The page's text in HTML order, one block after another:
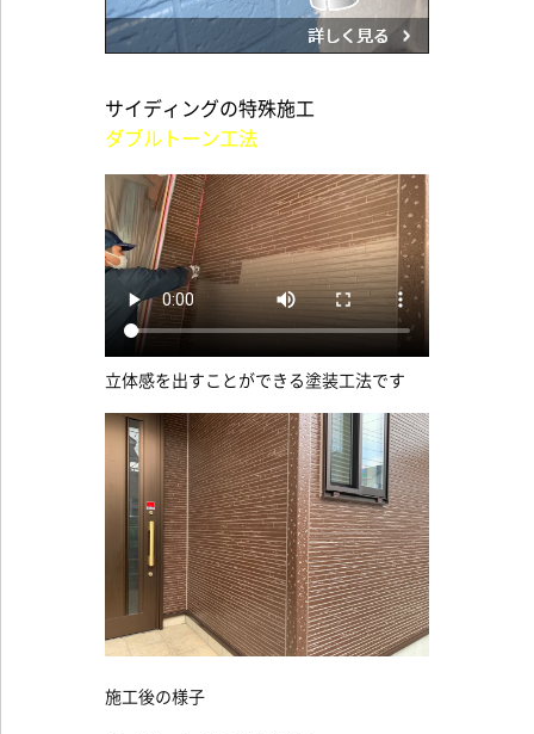
サイディングの特殊施工
ダブルトーン工法
立体感を出すことができる塗装工法です
施工後の様子